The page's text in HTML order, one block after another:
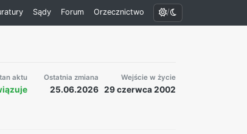
Sądy Forum Orzecznictwo /
aktu Ostatnia zmiana
25.06.2026
Wejście w życie
29 czerwca 2002